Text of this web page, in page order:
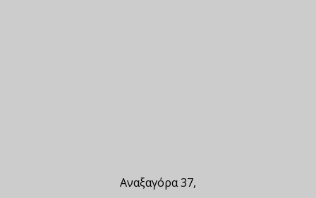
Αναξαγόρα 37,